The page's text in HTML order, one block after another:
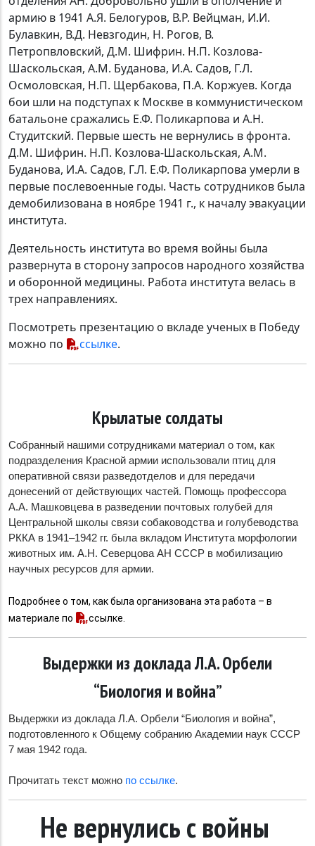
армию в 1941 А.Я. Белогуров, В.Р. Вейцман, И.И.
Булавкин, В.Д. Невзгодин, Н. Рогов, В.
Петропвловский, Д.М. Шифрин. Н.П. Козлова-
Шаскольская, А.М. Буданова, И.А. Садов, Г.Л.
Осмоловская, Н.П. Щербакова, П.А. Коржуев. Когда
бои шли на подступах к Москве в коммунистическом
батальоне сражались Е.Ф. Поликарпова и А.Н.
Студитский. Первые шесть не вернулись в фронта.
Д.М. Шифрин. Н.П. Козлова-Шаскольская, А.М.
Буданова, И.А. Садов, Г.Л. Е.Ф. Поликарпова умерли в
первые послевоенные годы. Часть сотрудников была
демобилизована в ноябре 1941 г., к началу эвакуации
института.
Деятельность института во время войны была
развернута в сторону запросов народного хозяйства
и оборонной медицины. Работа института велась в
трех направлениях.
Посмотреть презентацию о вкладе ученых в Победу
можно по
ссылке.
Крылатые солдаты
Собранный нашими сотрудниками материал о том, как
подразделения Красной армии использовали птиц для
оперативной связи разведотделов и для передачи
донесений от действующих частей. Помощь профессора
А.А. Машковцева в разведении почтовых голубей для
Центральной школы связи собаководства и голубеводства
РККА в 1941–1942 гг. была вкладом Института морфологии
животных им. А.Н. Северцова АН СССР в мобилизацию
научных ресурсов для армии.
Подробнее о том, как была организована эта работа – в
материале по
ссылке
Выдержки из доклада Л.А. Орбели
“Биология и война”
Выдержки из доклада Л.А. Орбели “Биология и война”,
подготовленного к Общему собранию Академии наук СССР
7 мая 1942 года.
Прочитать текст можно по ссылке.
Не вернулись с войны